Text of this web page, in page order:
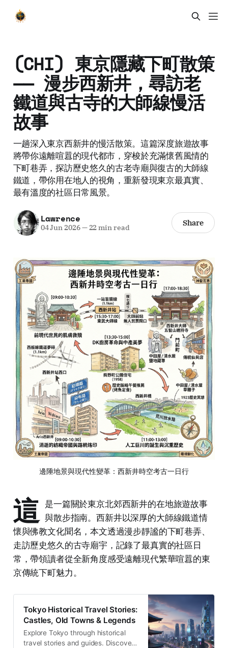
(CHI) 東京隱藏下町散策
—— 漫步西新井，尋訪老
鐵道與古寺的大師線慢活
故事
一趟深入東京西新井的慢活散策。這篇深度旅遊故事
將帶你遠離喧囂的現代都市，穿梭於充滿懷舊風情的
下町巷弄，探訪歷史悠久的古老寺廟與復古的大師線
鐵道，帶你用在地人的視角，重新發現東京最真實、
最有溫度的社區日常風景。
Lawrence
04 Jun 2026—22 min read Share
邊陲地景與現代性變革：西新井時空考古一日行
這 是一篇關於東京北郊西新井的在地旅遊故事
與散步指南。西新井以深厚的大師線鐵道情
懷與佛教文化聞名，本文透過漫步靜謐的下町巷弄、
走訪歷史悠久的古寺廟宇，記錄了最真實的社區日
常，帶領讀者從全新角度感受遠離現代繁華喧囂的東
京傳統下町魅力。
Tokyo Historical Travel Stories:
Castles, Old Towns & Legends
Explore Tokyo through historical
travel stories and guides. Discover